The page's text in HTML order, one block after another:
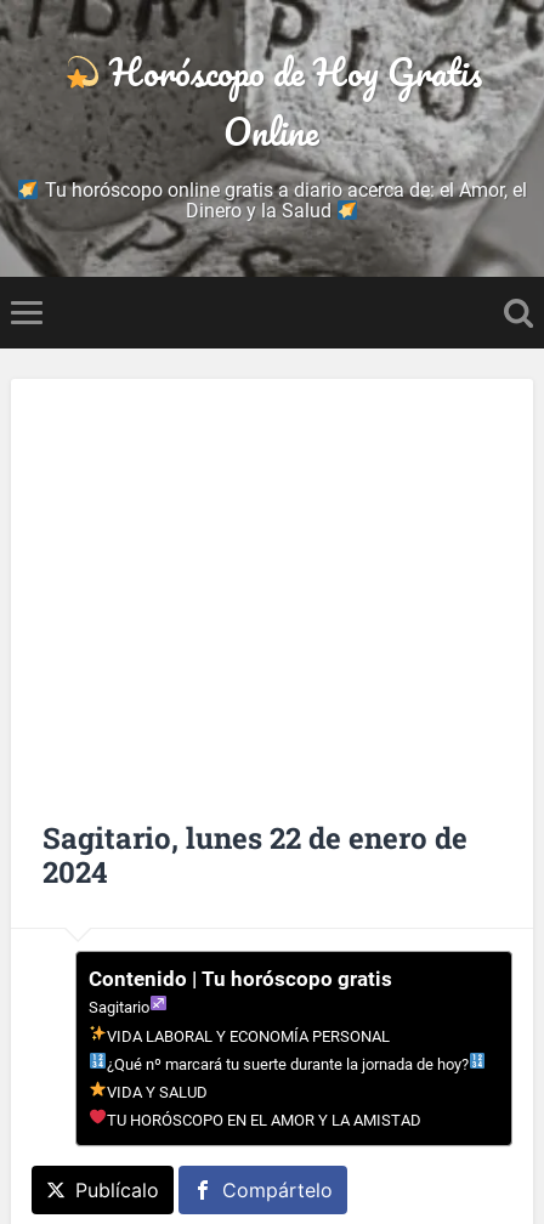
Horóscopo de Hoy Gratis
Online
Tu horóscopo online gratis a diario acerca de: el Amor, el
Dinero y la Salud
Sagitario, lunes 22 de enero de
2024
Contenido | Tu horóscopo gratis
Sagitario
VIDA LABORAL Y ECONOMÍA PERSONAL
¿Qué nº marcará tu suerte durante la jornada de hoy?
VIDA Y SALUD
TU HORÓSCOPO EN EL AMOR Y LA AMISTAD
Publícalo Compártelo